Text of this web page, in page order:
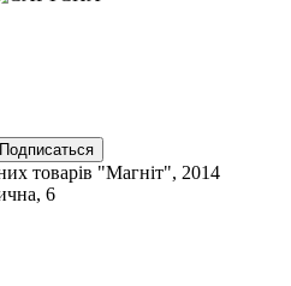
Подписаться
товарів "Магніт", 2014
6